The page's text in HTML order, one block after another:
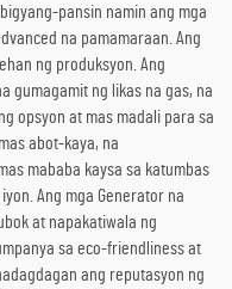
pansin namin ang mga
na pamamaraan. Ang
ng produksyon. Ang
gumagamit ng likas na gas, na
opsyon at mas madali para sa
abot-kaya, na
mababa kaysa sa katumbas
Ang mga Generator na
at napakatiwala ng
sa eco-friendliness at
ang reputasyon ng